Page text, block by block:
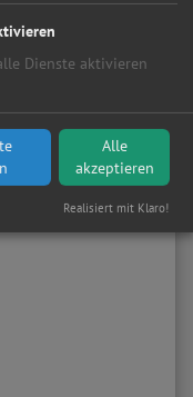
Dienste aktivieren
Alle
akzeptieren
Realisiert mit Klaro!